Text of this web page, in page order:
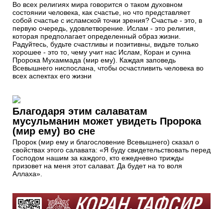
Во всех религиях мира говорится о таком духовном
состоянии человека, как счастье, но что представляет
собой счастье с исламской точки зрения? Счастье - это, в
первую очередь, удовлетворение. Ислам - это религия,
которая предполагает определенный образ жизни.
Радуйтесь, будьте счастливы и позитивны, видьте только
хорошее - это то, чему учит нас Ислам, Коран и сунна
Пророка Мухаммада (мир ему). Каждая заповедь
Всевышнего ниспослана, чтобы осчастливить человека во
всех аспектах его жизни
Благодаря этим салаватам
мусульманин может увидеть Пророка
(мир ему) во сне
Пророк (мир ему и благословение Всевышнего) сказал о
свойствах этого caлaвaтa: «Я буду свидетельствовать перед
Господом нашим за каждого, кто ежедневно трижды
призовет на меня этот салават. Да будет на то воля
Аллаха».